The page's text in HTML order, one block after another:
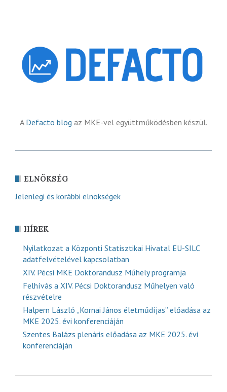
A Defacto blog az MKE-vel együttműködésben készül.
ELNÖKSÉG
Jelenlegi és korábbi elnökségek
HÍREK
Nyilatkozat a Központi Statisztikai Hivatal EU-SILC
adatfelvételével kapcsolatban
XIV. Pécsi MKE Doktorandusz Műhely programja
Felhívás a XIV. Pécsi Doktorandusz Műhelyen való
részvételre
Halpern László „Kornai János életműdíjas” előadása az
MKE 2025. évi konferenciáján
Szentes Balázs plenáris előadása az MKE 2025. évi
konferenciáján